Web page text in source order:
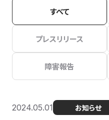
すべて
プレスリリース
障害報告
2024.05.01 お知らせ